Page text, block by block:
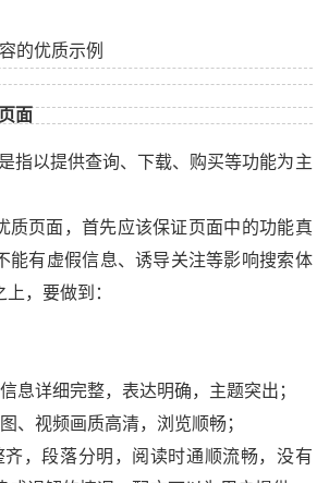
的优质示例
面
指以提供查询、下载、购买等功能为主
质页面，首先应该保证页面中的功能真
能有虚假信息、诱导关注等影响搜索体
，要做到：
息详细完整，表达明确，主题突出；
、视频画质高清，浏览顺畅；
齐，段落分明，阅读时通顺流畅，没有